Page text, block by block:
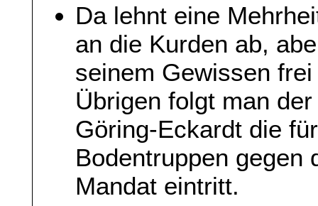
Da lehnt eine
an die Kurden ab,
seinem Gewissen
Übrigen folgt man
Göring-Eckardt die
Bodentruppen gegen
Mandat eintritt.